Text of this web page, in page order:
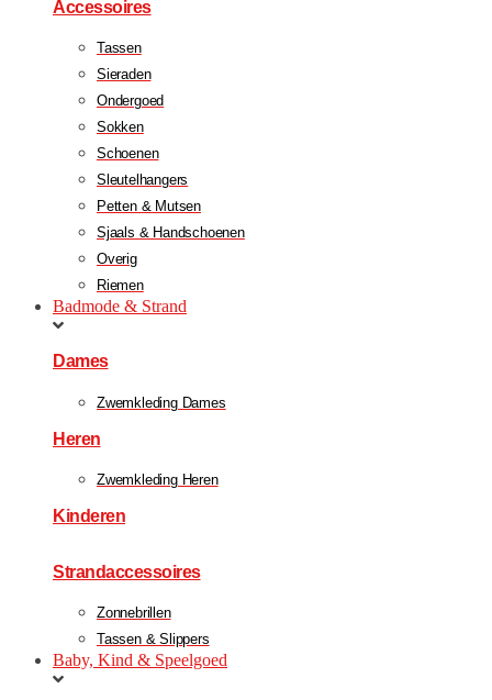
Accessoires
Tassen
Sieraden
Ondergoed
Sokken
Schoenen
Sleutelhangers
Petten & Mutsen
Sjaals & Handschoenen
Overig
Riemen
Badmode & Strand
Dames
Zwemkleding Dames
Heren
Zwemkleding Heren
Kinderen
Strandaccessoires
Zonnebrillen
Tassen & Slippers
Baby, Kind & Speelgoed